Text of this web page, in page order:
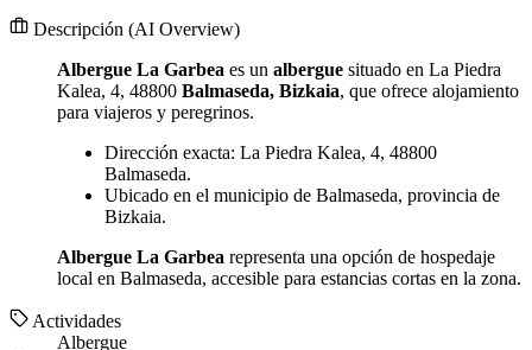
Descripción (AI Overview)
Albergue La Garbea es un albergue situado en La Piedra
Kalea, 4, 48800 Balmaseda, Bizkaia, que ofrece alojamiento
para viajeros y peregrinos.
Dirección exacta: La Piedra Kalea, 4, 48800
Balmaseda.
Ubicado en el municipio de Balmaseda, provincia de
Bizkaia.
Albergue La Garbea representa una opción de hospedaje
local en Balmaseda, accesible para estancias cortas en la zona.
Actividades
Albergue